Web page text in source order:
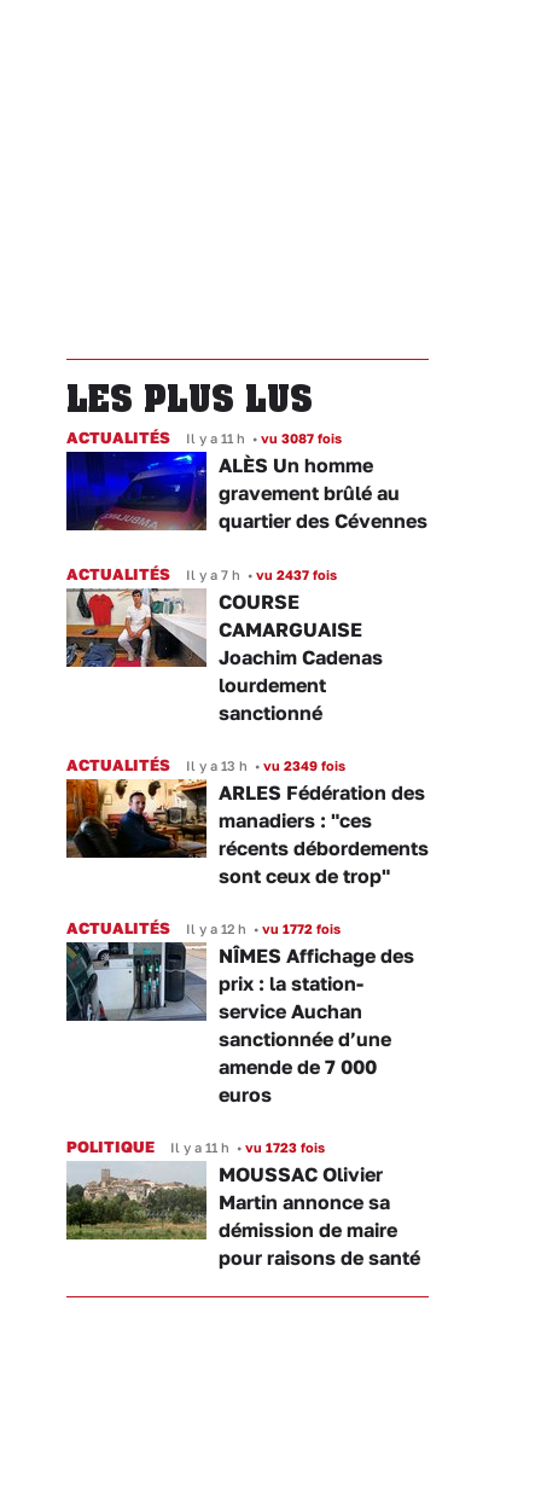
LES PLUS LUS
ACTUALITÉS Il y a 11 h • vu 3087 fois
ALÈS Un homme
gravement brûlé au
quartier des Cévennes
ACTUALITÉS Il y a 7 h • vu 2437 fois
COURSE
CAMARGUAISE
Joachim Cadenas
lourdement
sanctionné
ACTUALITÉS Il y a 13 h • vu 2349 fois
ARLES Fédération des
manadiers : "ces
récents débordements
sont ceux de trop"
ACTUALITÉS Il y a 12 h • vu 1772 fois
NÎMES Affichage des
prix : la station-
service Auchan
sanctionnée d’une
amende de 7 000
euros
POLITIQUE Il y a 11 h • vu 1723 fois
MOUSSAC Olivier
Martin annonce sa
démission de maire
pour raisons de santé